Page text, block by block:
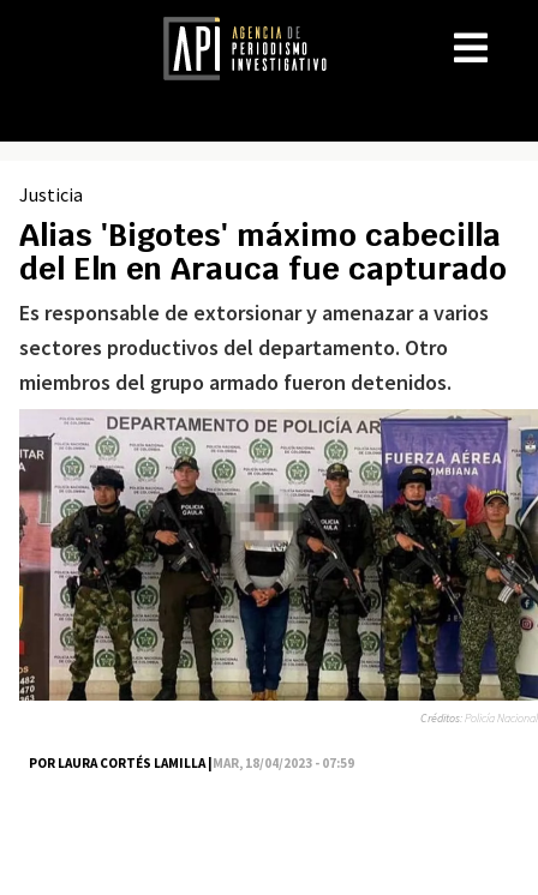
Justicia
Alias 'Bigotes' máximo cabecilla
del Eln en Arauca fue capturado
Es responsable de extorsionar y amenazar a varios
sectores productivos del departamento. Otro
miembros del grupo armado fueron detenidos.
POR LAURA CORTÉS LAMILLA |MAR, 18/04/2023 - 07:59
Créditos:Policía Nacional